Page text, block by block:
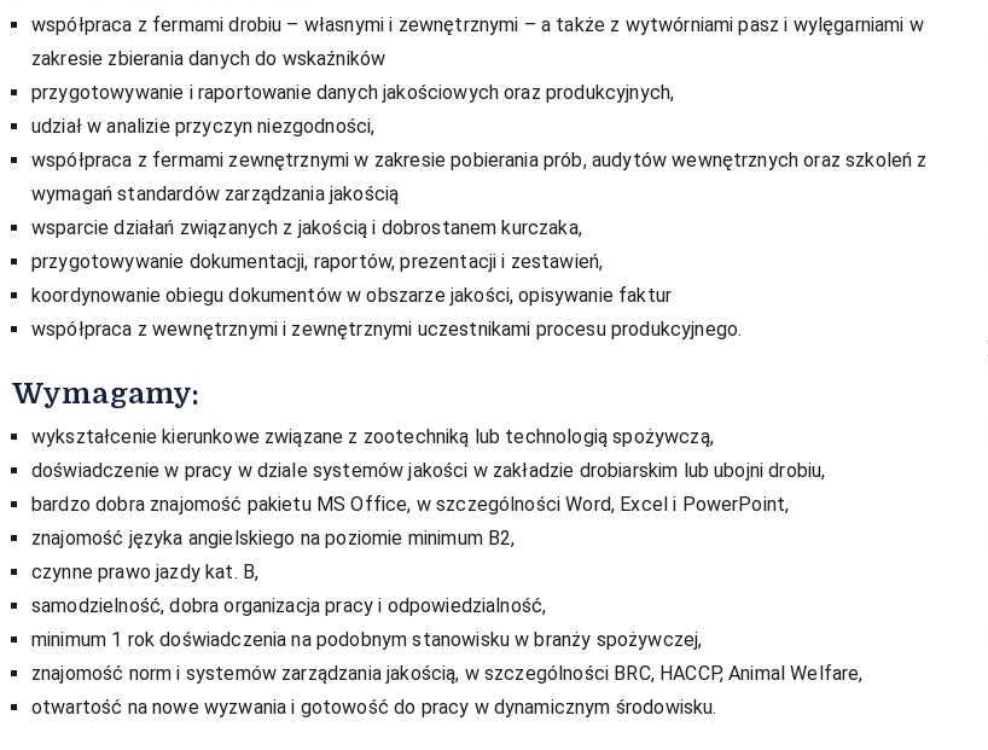
współpraca z fermami drobiu – własnymi i zewnętrznymi – a także z wytwórniami pasz i wylęgarniami w
zakresie zbierania danych do wskaźników
przygotowywanie i raportowanie danych jakościowych oraz produkcyjnych,
udział w analizie przyczyn niezgodności,
współpraca z fermami zewnętrznymi w zakresie pobierania prób, audytów wewnętrznych oraz szkoleń z
wymagań standardów zarządzania jakością
wsparcie działań związanych z jakością i dobrostanem kurczaka,
przygotowywanie dokumentacji, raportów, prezentacji i zestawień,
koordynowanie obiegu dokumentów w obszarze jakości, opisywanie faktur
współpraca z wewnętrznymi i zewnętrznymi uczestnikami procesu produkcyjnego.
Wymagamy:
wykształcenie kierunkowe związane z zootechniką lub technologią spożywczą,
doświadczenie w pracy w dziale systemów jakości w zakładzie drobiarskim lub ubojni drobiu,
bardzo dobra znajomość pakietu MS Office, w szczególności Word, Excel i PowerPoint,
znajomość języka angielskiego na poziomie minimum B2,
czynne prawo jazdy kat. B,
samodzielność, dobra organizacja pracy i odpowiedzialność,
minimum 1 rok doświadczenia na podobnym stanowisku w branży spożywczej,
znajomość norm i systemów zarządzania jakością, w szczególności BRC, HACCP, Animal Welfare,
otwartość na nowe wyzwania i gotowość do pracy w dynamicznym środowisku.